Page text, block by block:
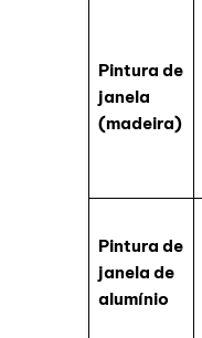
Pintura de
janela
(madeira)
Pintura de
janela de
alumínio